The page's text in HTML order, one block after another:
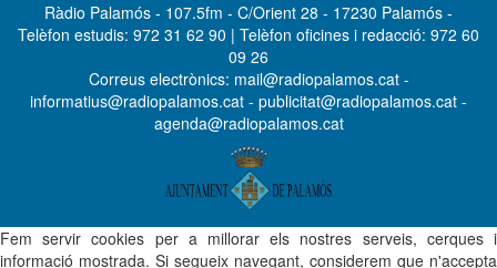
Ràdio Palamós - 107.5fm - C/Orient 28 - 17230 Palamós -
Telèfon estudis: 972 31 62 90 | Telèfon oficines i redacció: 972 60
09 26
Correus electrònics: mail@radiopalamos.cat -
informatius@radiopalamos.cat - publicitat@radiopalamos.cat -
agenda@radiopalamos.cat
Fem servir cookies per a millorar els nostres serveis, cerques i
informació mostrada. Si segueix navegant, considerem que n'accepta